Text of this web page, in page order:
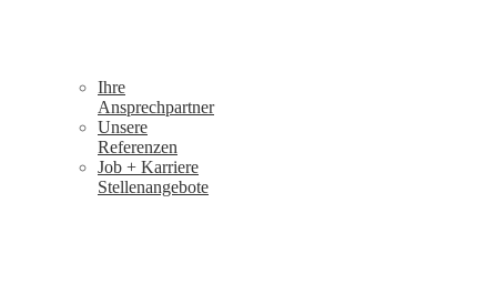
Ihre
Ansprechpartner
Unsere
Referenzen
Job + Karriere
Stellenangebote